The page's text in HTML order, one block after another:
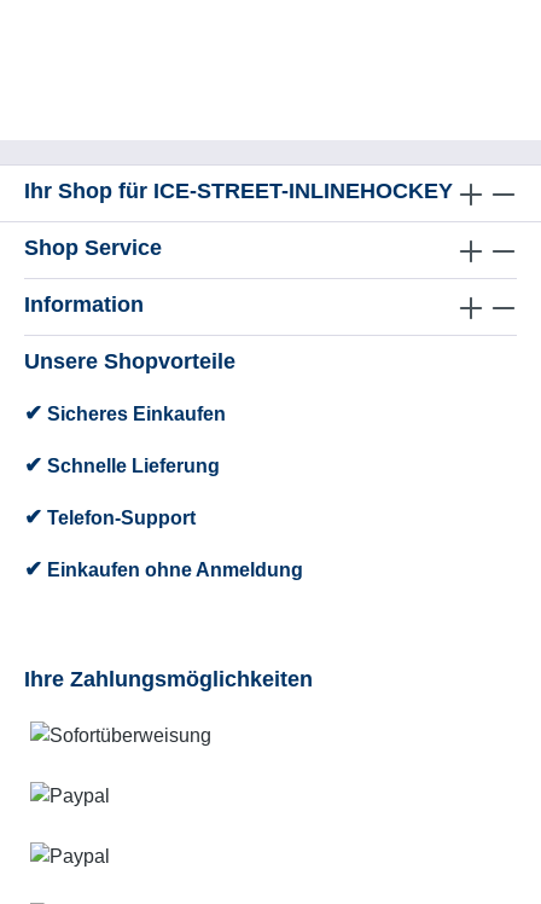
Ihr Shop für ICE-STREET-INLINEHOCKEY
Shop Service
Information
Unsere Shopvorteile
✔ Sicheres Einkaufen
✔ Schnelle Lieferung
✔ Telefon-Support
✔ Einkaufen ohne Anmeldung
Ihre Zahlungsmöglichkeiten